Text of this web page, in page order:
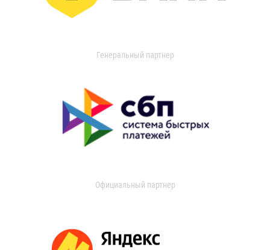
Генеральный партнер
Официальный партнер